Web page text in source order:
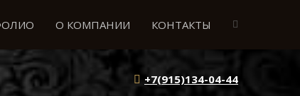
О КОМПАНИИ КОНТАКТЫ
+7(915)134-04-44